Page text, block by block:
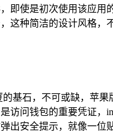
即使是初次使用该应
这种简洁的设计风格
基石，不可或缺，苹
访问钱包的重要凭证
出安全提示，就像一